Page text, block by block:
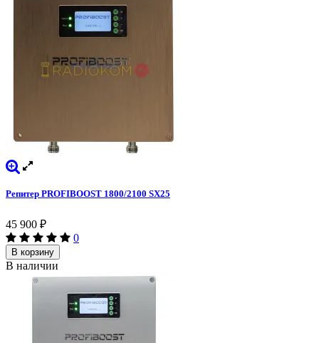
Репитер PROFIBOOST 1800/2100 SX25
45 900 ₽
0
В корзину
В наличии